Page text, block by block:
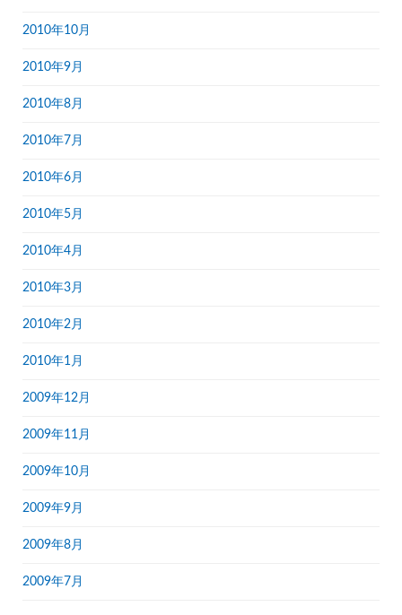
2010年10月
2010年9月
2010年8月
2010年7月
2010年6月
2010年5月
2010年4月
2010年3月
2010年2月
2010年1月
2009年12月
2009年11月
2009年10月
2009年9月
2009年8月
2009年7月